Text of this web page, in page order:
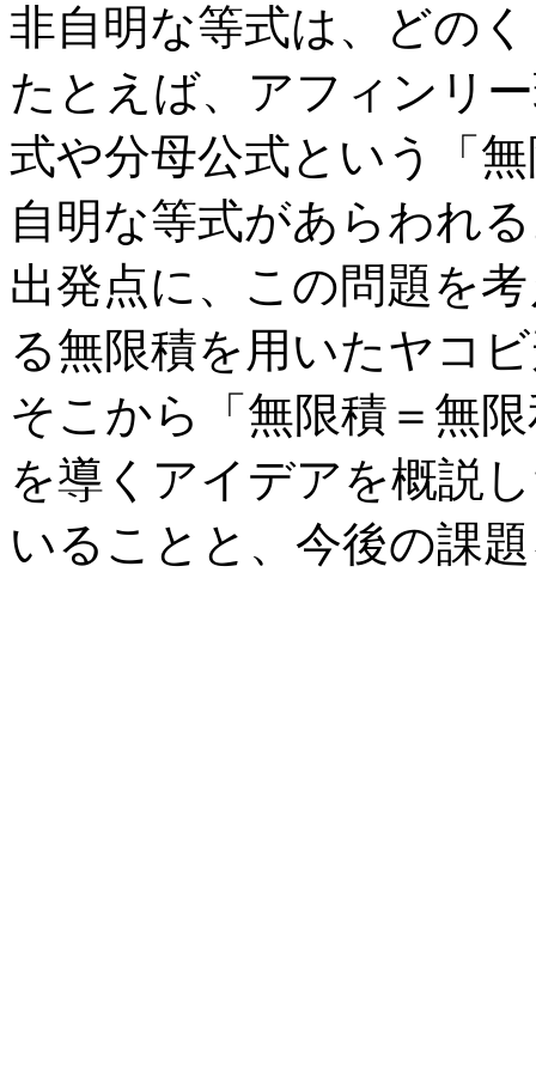
非自明な等式は、どの
たとえば、アフィンリ
式や分母公式という「
自明な等式があらわれ
出発点に、この問題を
る無限積を用いたヤコ
そこから「無限積＝無
を導くアイデアを概説
いることと、今後の課